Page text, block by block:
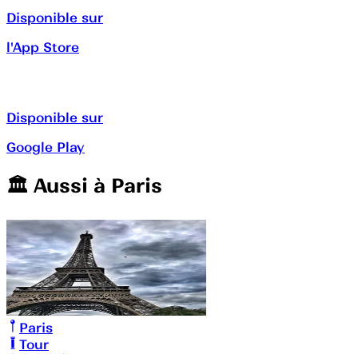
Disponible sur
l'App Store
Disponible sur
Google Play
🏛️️ Aussi à Paris
Paris
Tour